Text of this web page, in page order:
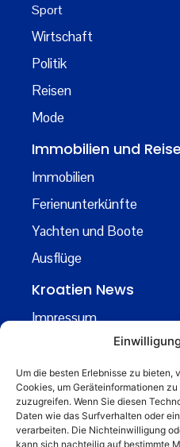
Um die besten Erlebnisse zu
Cookies, um Geräteinformationen
zuzugreifen. Wenn Sie diesen
Daten wie das Surfverhalten oder
verarbeiten. Die Nichteinwilligung
kann sich nachteilig auf bestimmte
Sport
Wirtschaft
Politik
Reisen
Mode
Immobilien und
Immobilien
Ferienunterkünfte
Yachten und Boote
Ausflüge
Kroatien News
Impressum
Kontakt
Über uns
Business